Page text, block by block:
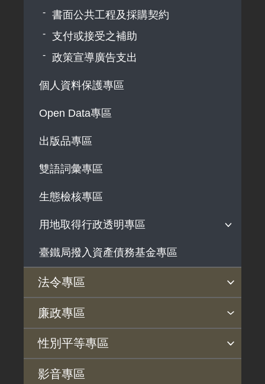
書面公共工程及採購契約
支付或接受之補助
政策宣導廣告支出
個人資料保護專區
Open Data專區
出版品專區
雙語詞彙專區
生態檢核專區
用地取得行政透明專區
用地公告
用地法規
徵收案件資訊
臺鐵局撥入資產債務基金專區
法令專區
法令查詢
解釋性規定及裁量基準
法令英譯徵集意見專區
訴願文件下載
相關實務判解
相關網站資源
廉政專區
揭弊者保護專區
廉政訊息
利益衝突迴避園地
公務員廉政倫理規範
公職人員財產申報園地
廉政檢舉管道
桃地計畫廉政平臺專網
桃地計畫
性別平等專區
性別平等工作小組
宣傳事項
性別平等推動計畫
性別平等統計分析
性別平等影響評估
性騷擾防治
相關網站
影音專區